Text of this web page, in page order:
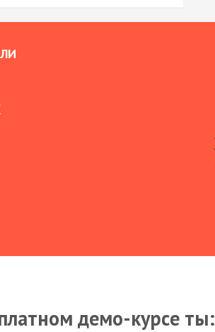
демо-курсе ты: